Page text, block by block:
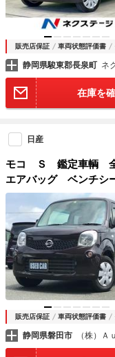
販売店保証 車両状態評価書
静岡県駿東郡長泉町 ネ
在庫を
日産
モコ Ｓ 鑑定車輌 全
エアバッグ ベンチ
キーフリ パワーウィ
ト 安全ボディ ＡＢ
販売店保証 車両状態評価書
静岡県磐田市 （株）